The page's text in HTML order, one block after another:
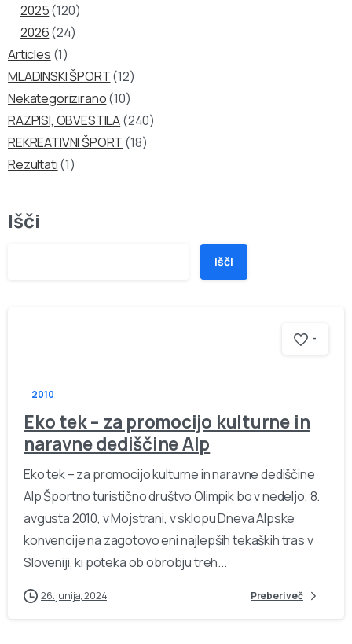
2025(120)
2026(24)
Articles (1)
MLADINSKI ŠPORT(12)
Nekategorizirano(10)
RAZPISI, OBVESTILA(240)
REKREATIVNI ŠPORT (18)
Rezultati(1)
Išči
Išči
-
2010
Eko tek – za promocijo kulturne in
naravne dediščine Alp
Eko tek – za promocijo kulturne in naravne dediščine
Alp Športno turistično društvo Olimpik bo v nedeljo, 8.
avgusta 2010, v Mojstrani, v sklopu Dneva Alpske
konvencije na zagotovo eni najlepših tekaških tras v
Sloveniji, ki poteka ob obrobju treh...
26. junija, 2024 Preberi več